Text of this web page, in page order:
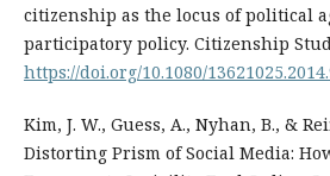
citizenship as the locus of political
participatory policy. Citizenship
https://doi.org/10.1080/
Kim, J. W., Guess, A., Nyhan, B., &
Distorting Prism of Social Media: